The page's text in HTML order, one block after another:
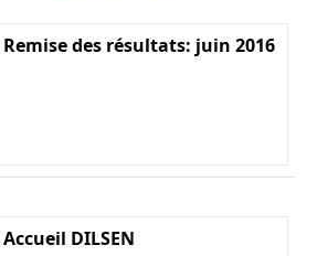
Remise des résultats: juin 2016
Accueil DILSEN